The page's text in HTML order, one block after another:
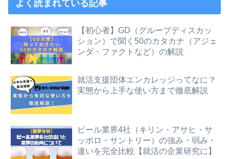
よく読まれている記事
【初心者】GD（グループディスカッ
ション）で聞く50のカタカナ（アジェ
ンダ・ファクトなど）の解説
就活支援団体エンカレッジってなに？
実態から上手な使い方まで徹底解説
ビール業界4社（キリン・アサヒ・サ
ッポロ・サントリー）の強み・弱み・
違いを完全比較【就活の企業研究に】